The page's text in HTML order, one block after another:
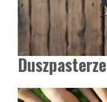
Duszpasterze